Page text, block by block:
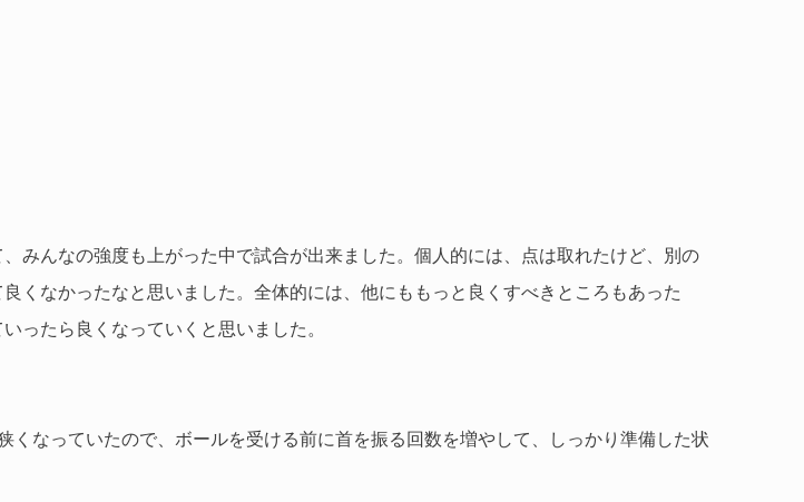
みんなの強度も上がった中で試合が出来ました。個人的には、点は取れたけど、別の
くなかったなと思いました。全体的には、他にももっと良くすべきところもあった
ったら良くなっていくと思いました。
なっていたので、ボールを受ける前に首を振る回数を増やして、しっかり準備した状